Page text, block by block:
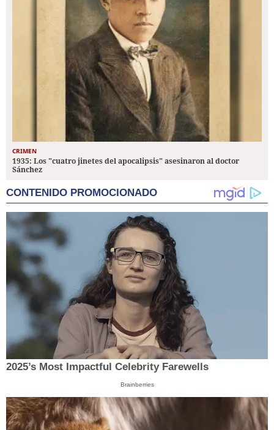
CRIMEN
1935: Los "cuatro jinetes del apocalipsis" asesinaron al doctor
Sánchez
CONTENIDO PROMOCIONADO
2025’s Most Impactful Celebrity Farewells
Brainberries